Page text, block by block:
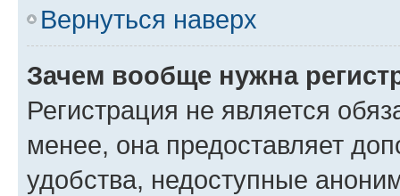
Вернуться наверх
Зачем вообще нужна
Регистрация не является
менее, она предоставляет
удобства, недоступные